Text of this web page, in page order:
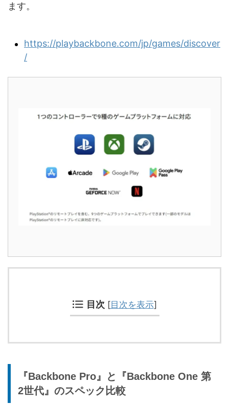
ます。
https://playbackbone.com/jp/games/discover
/
目次 [目次を表示]
『Backbone Pro』と『Backbone One 第
2世代』のスペック比較